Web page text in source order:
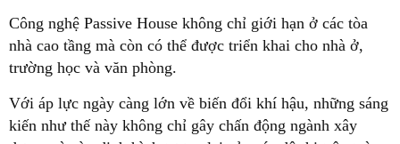
Công nghệ Passive House không chỉ giới hạn ở các tòa
nhà cao tầng mà còn có thể được triển khai cho nhà ở,
trường học và văn phòng.
Với áp lực ngày càng lớn về biến đổi khí hậu, những sáng
kiến như thế này không chỉ gây chấn động ngành xây